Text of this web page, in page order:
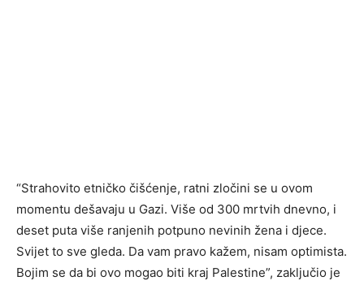
“Strahovito etničko čišćenje, ratni zločini se u ovom
momentu dešavaju u Gazi. Više od 300 mrtvih dnevno, i
deset puta više ranjenih potpuno nevinih žena i djece.
Svijet to sve gleda. Da vam pravo kažem, nisam optimista.
Bojim se da bi ovo mogao biti kraj Palestine”, zaključio je